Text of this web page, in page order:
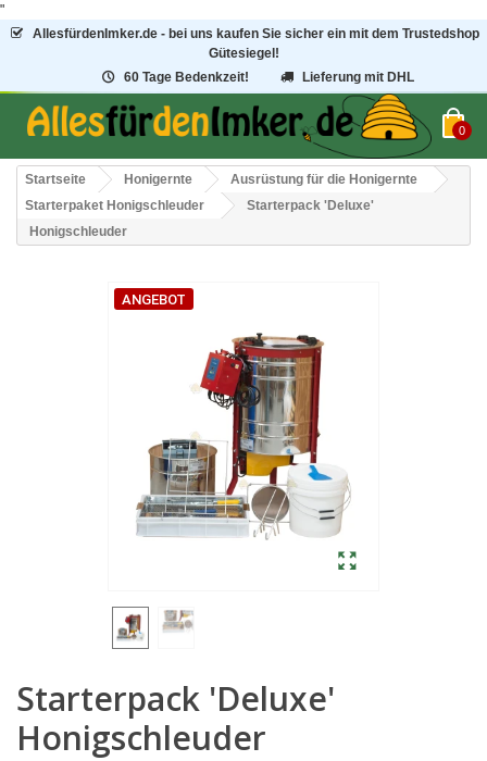
"
AllesfürdenImker.de - bei uns kaufen Sie sicher ein mit dem Trustedshop
Gütesiegel!
60 Tage Bedenkzeit!
Lieferung mit DHL
0
Startseite Honigernte
Ausrüstung für die Honigernte
Starterpaket Honigschleuder
Starterpack 'Deluxe'
Honigschleuder
ANGEBOT
Starterpack 'Deluxe'
Honigschleuder